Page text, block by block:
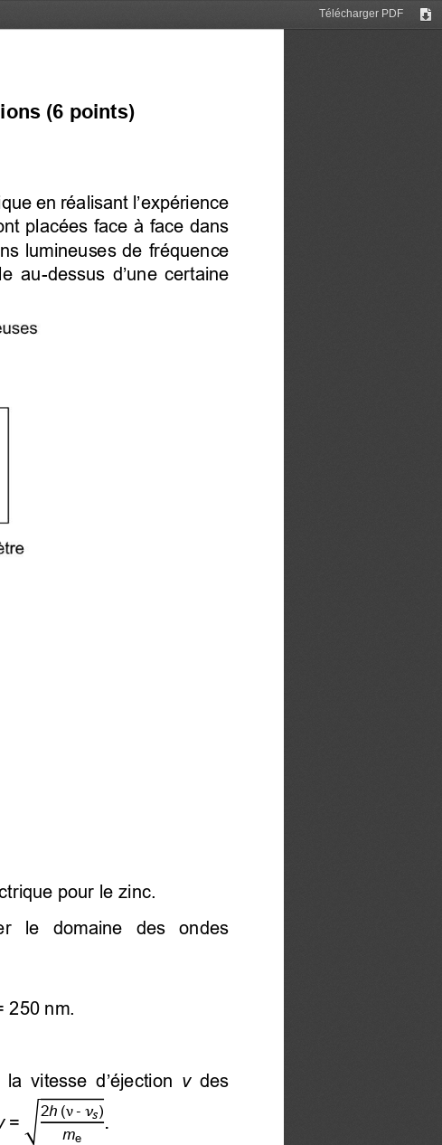
Télécharger PDF
(6 points)
en réalisant l’expérience
placées face à face dans
lumineuses de  fréquence
au-dessus d’une certaine
pour le zinc.
le domaine des ondes
250 nm.
vitesse d’éjection
  v
  des
= √
2h (ν- )
me
.